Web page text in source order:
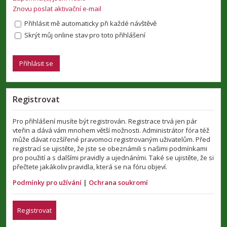
Znovu poslat aktivační e-mail
Přihlásit mě automaticky při každé návštěvě
Skrýt můj online stav pro toto přihlášení
Registrovat
Pro přihlášení musíte být registrován. Registrace trvá jen pár
vteřin a dává vám mnohem větší možnosti. Administrátor fóra též
může dávat rozšířené pravomoci registrovaným uživatelům. Před
registrací se ujistěte, že jste se obeznámili s našimi podmínkami
pro použití a s dalšími pravidly a ujednáními. Také se ujistěte, že si
přečtete jakákoliv pravidla, která se na fóru objeví.
Podmínky pro užívání | Ochrana soukromí
Registrovat